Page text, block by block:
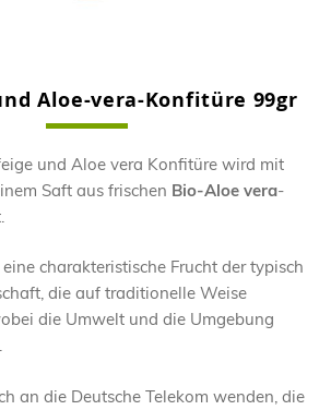
Aloe-vera-Konfitüre 99gr
und Aloe vera Konfitüre wird mit
Saft aus frischen Bio-Aloe vera-
charakteristische Frucht der typisch
die auf traditionelle Weise
die Umwelt und die Umgebung
an die Deutsche Telekom wenden, die